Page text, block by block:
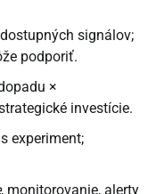
signálov;
podporiť.
×
investície.
experiment;
, monitorovanie, alerty